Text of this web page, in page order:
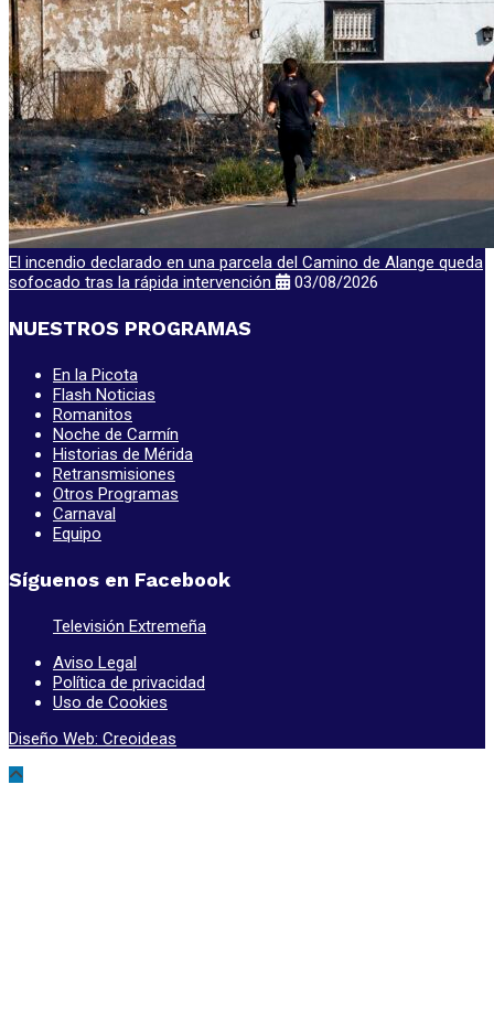
El incendio declarado en una parcela del Camino de Alange queda
sofocado tras la rápida intervención
03/08/2026
NUESTROS PROGRAMAS
En la Picota
Flash Noticias
Romanitos
Noche de Carmín
Historias de Mérida
Retransmisiones
Otros Programas
Carnaval
Equipo
Síguenos en Facebook
Televisión Extremeña
Aviso Legal
Política de privacidad
Uso de Cookies
Diseño Web: Creoideas